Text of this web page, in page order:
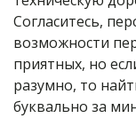
Согласитесь,
возможности
приятных, но
разумно, то
буквально за